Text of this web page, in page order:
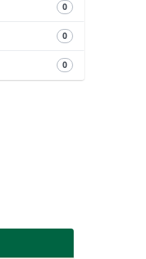
0
0
0